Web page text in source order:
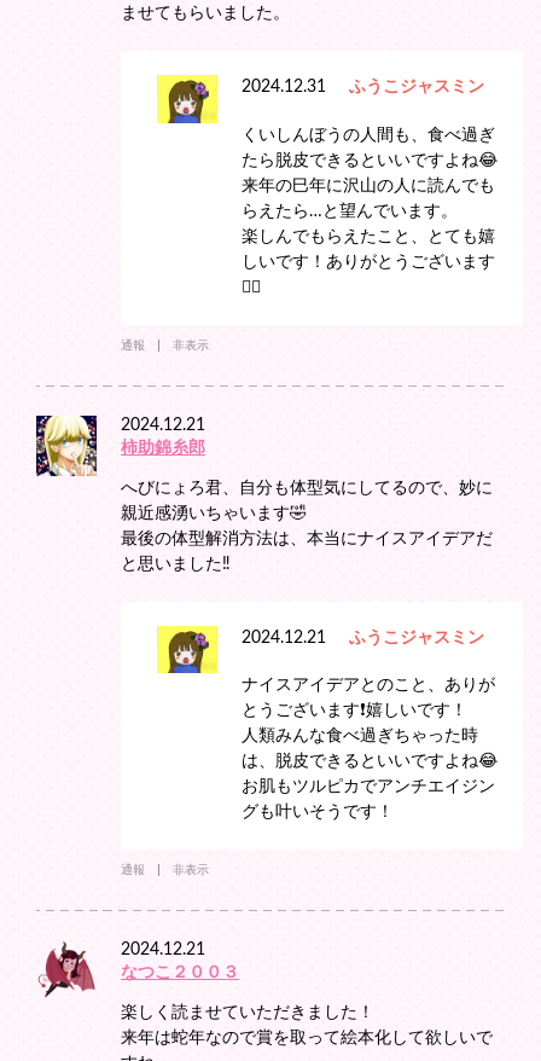
ませてもらいました。
2024.12.31 ふうこジャスミン
くいしんぼうの人間も、食べ過ぎ
たら脱皮できるといいですよね😂
来年の巳年に沢山の人に読んでも
らえたら…と望んでいます。
楽しんでもらえたこと、とても嬉
しいです！ありがとうございます
🙇‍♀️
通報 非表示
2024.12.21
柿助錦糸郎
へびにょろ君、自分も体型気にしてるので、妙に
親近感湧いちゃいます🤣
最後の体型解消方法は、本当にナイスアイデアだ
と思いました‼️
2024.12.21 ふうこジャスミン
ナイスアイデアとのこと、ありが
とうございます❗️嬉しいです！
人類みんな食べ過ぎちゃった時
は、脱皮できるといいですよね😂
お肌もツルピカでアンチエイジン
グも叶いそうです！
通報 非表示
2024.12.21
なつこ２００３
楽しく読ませていただきました！
来年は蛇年なので賞を取って絵本化して欲しいで